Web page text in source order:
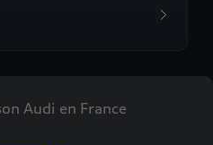
Audi en France